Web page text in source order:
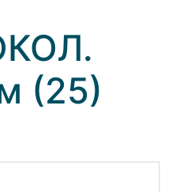
(25)